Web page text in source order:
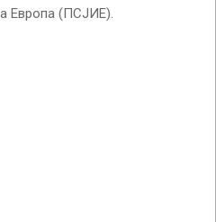
Европа (ПСЈИЕ).